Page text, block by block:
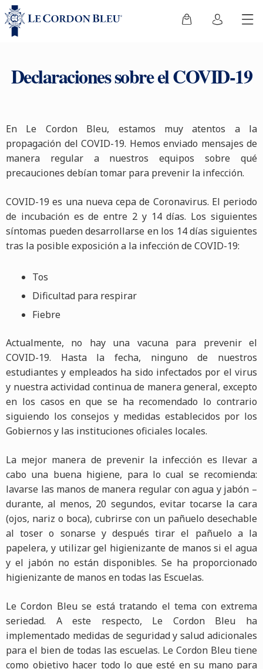
Declaraciones sobre el COVID-19
En Le Cordon Bleu, estamos muy atentos a la
propagación del COVID-19. Hemos enviado mensajes de
manera regular a nuestros equipos sobre qué
precauciones debían tomar para prevenir la infección.
COVID-19 es una nueva cepa de Coronavirus. El periodo
de incubación es de entre 2 y 14 días. Los siguientes
síntomas pueden desarrollarse en los 14 días siguientes
tras la posible exposición a la infección de COVID-19:
Tos
Dificultad para respirar
Fiebre
Actualmente, no hay una vacuna para prevenir el
COVID-19. Hasta la fecha, ninguno de nuestros
estudiantes y empleados ha sido infectados por el virus
y nuestra actividad continua de manera general, excepto
en los casos en que se ha recomendado lo contrario
siguiendo los consejos y medidas establecidos por los
Gobiernos y las instituciones oficiales locales.
La mejor manera de prevenir la infección es llevar a
cabo una buena higiene, para lo cual se recomienda:
lavarse las manos de manera regular con agua y jabón –
durante, al menos, 20 segundos, evitar tocarse la cara
(ojos, nariz o boca), cubrirse con un pañuelo desechable
al toser o sonarse y después tirar el pañuelo a la
papelera, y utilizar gel higienizante de manos si el agua
y el jabón no están disponibles. Se ha proporcionado
higienizante de manos en todas las Escuelas.
Le Cordon Bleu se está tratando el tema con extrema
seriedad. A este respecto, Le Cordon Bleu ha
implementado medidas de seguridad y salud adicionales
para el bien de todas las escuelas. Le Cordon Bleu tiene
como objetivo hacer todo lo que esté en su mano para